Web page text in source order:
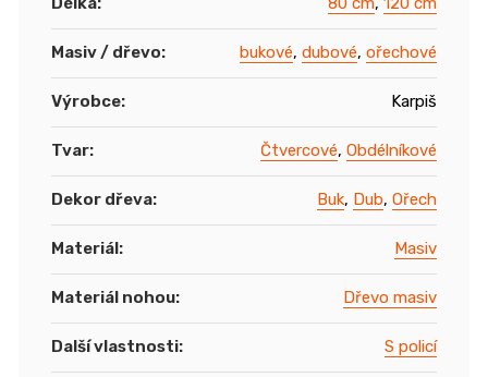
Masiv / dřevo: bukové, dubové, ořechové
Výrobce: Karpiš
Tvar: Čtvercové, Obdélníkové
Dekor dřeva: Buk, Dub, Ořech
Materiál: Masiv
Materiál nohou: Dřevo masiv
Další vlastnosti: S policí